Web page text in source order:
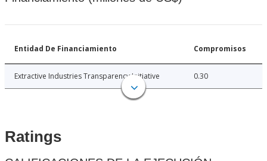
Entidad De Financiamiento Compromisos
Extractive Industries Transparency Initiative 0.30
Ratings